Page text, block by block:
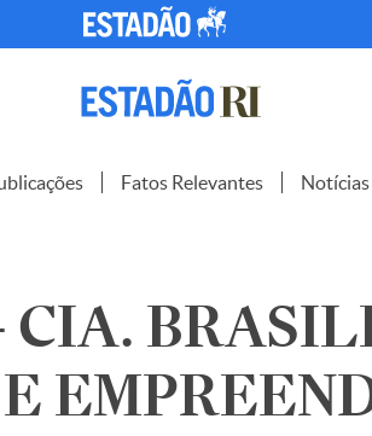
Fatos Relevantes Notícias
CIA.